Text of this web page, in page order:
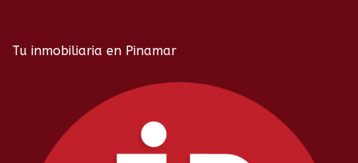
Tu inmobiliaria en Pinamar